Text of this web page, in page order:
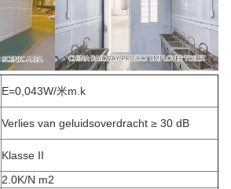
E=0,043W/米m.k
Verlies van geluidsoverdracht ≥ 30 dB
Klasse II
2.0K/N m2